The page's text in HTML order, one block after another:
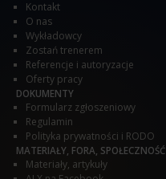
Kontakt
O nas
Wykładowcy
Zostań trenerem
Referencje i autoryzacje
Oferty pracy
DOKUMENTY
Formularz zgłoszeniowy
Regulamin
Polityka prywatności i RODO
MATERIAŁY, FORA, SPOŁECZNOŚĆ
Materiały, artykuły